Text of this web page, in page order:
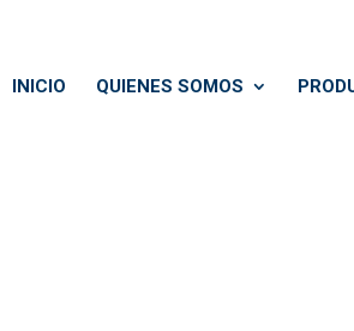
INICIO QUIENES SOMOS